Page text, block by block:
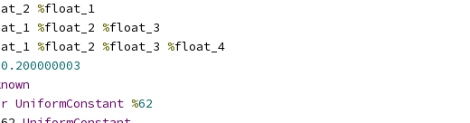
%float_1
%float_2 %float_3
%float_2 %float_3 %float_4
0.200000003
UniformConstant %62